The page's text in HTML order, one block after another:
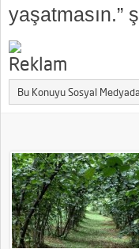
yaşatmasın.”
Bu Konuyu Sosyal